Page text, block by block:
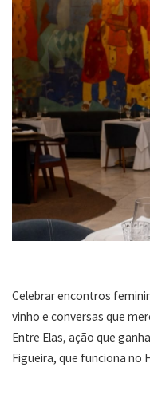
Celebrar encontros
vinho e conversas que
Entre Elas, ação que
Figueira, que funciona no